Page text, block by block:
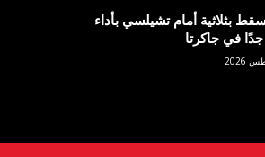
بثلاثية أمام تشيلسي بأداء
في جاكرتا